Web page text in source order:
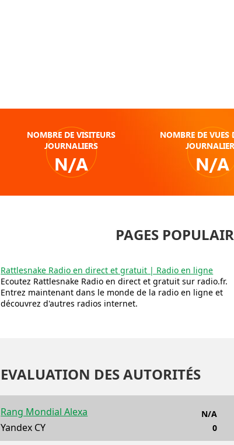
NOMBRE DE VISITEURS
JOURNALIERS
N/A
NOMBRE DE VUES
N/A
PAGES
Rattlesnake Radio en direct et gratuit | Radio en ligne
Ecoutez Rattlesnake Radio en direct et gratuit sur radio.fr.
Entrez maintenant dans le monde de la radio en ligne et
découvrez d'autres radios internet.
EVALUATION DES AUTORITÉS
Rang Mondial Alexa
Yandex CY
N/A
0